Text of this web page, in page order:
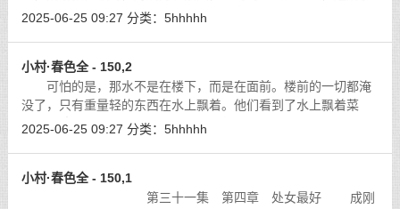
英与江叔等元老级的人物也都到了。大家纷纷对姚秀君表示安慰
2025-06-25 09:27 分类： 5hhhhh
小村·春色全 - 150,2
可怕的是，那水不是在楼下，而是在面前。楼前的一切都淹
没了，只有重量轻的东西在水上飘着。他们看到了水上飘着菜
叶、塑胶袋，保险套、罐子等等，当然还有尸体。
2025-06-25 09:27 分类： 5hhhhh
小村·春色全 - 150,1
第三十一集 第四章 处女最好 成刚